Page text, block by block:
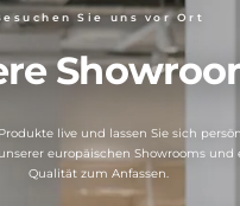
Sie uns vor Ort
live und lassen Sie sich
europäischen Showrooms und
Qualität zum Anfassen.